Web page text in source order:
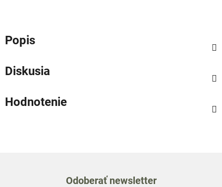
Popis
Diskusia
Hodnotenie
Odoberať newsletter